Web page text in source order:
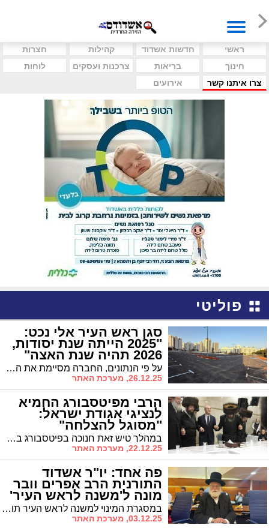
ראשי חדשות אשדוד קהילות
חצרות
חינוך
בריאות צרכנות ועסקים
לוחות
צרו איתנו קשר
אירועים
פוליטי
סגן ראש העיר אלי נכט:
"2025 הייתה שנת יסודות,
2026 תהיה שנת האצה"
על פי הנתונים, החברה מסיימת את השנה עם ניצול תקציבי של כ-54% ופורטפוליו של 15 פרויקטים פעילים בשלבי ביצוע ותכנון, בהיקף תקציבי כולל של כ-1.2 מיליארד שקל
26.12.25, מערכת האתר
הרבי מפיטסבורג החמיא
לנציגי אגודת ישראל:
"מסוגל להצלחה"
במהלך טיש זאת חנוכה בפיטסבורג בהשתתפות ראש העיר ד"ר יחיאל לסרי וסגנו יו"ר אגודת ישראל יחיאל וינגרטן, שיבח האדמו"ר את ראש העיר ואת נציגי אגודת ישראל
22.12.25, מערכת האתר
פה אחד: יו"ר אשדוד
התורנית הרב אפרים וובר
מונה ל'משנה לראש העיר'
במסגרת המינוי למשנה לראש העיר תוקצה לשכה ושירותי משרד לטובת הפעילות הציבורית ולרווחת קהילות הקודש באשדוד. הרב וובר הודה לראש העיר ד"ר לסרי על האמון ועל שיתוף הפעולה ההדוק עם סיעת 'אשדוד התורנית' לטובת כלל הציבור בעיר
03.12.25, מערכת האתר